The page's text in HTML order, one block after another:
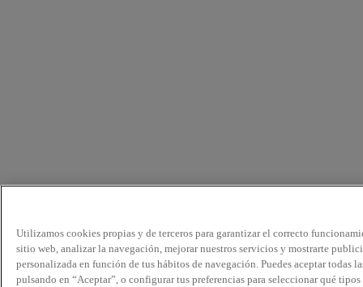
Utilizamos cookies propias y de terceros para garantizar el correcto
sitio web, analizar la navegación, mejorar nuestros servicios y mostrarte
personalizada en función de tus hábitos de navegación. Puedes aceptar todas
pulsando en “Aceptar”, o configurar tus preferencias para seleccionar qué tipos